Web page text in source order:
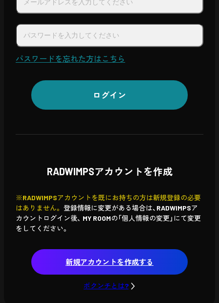
パスワードを忘れた方はこちら
ログイン
RADWIMPSアカウントを作成
※RADWIMPSアカウントを既にお持ちの方は新規登録の必要
はありません。 登録情報に変更がある場合は、RADWIMPSア
カウントログイン後、 MY ROOMの「個人情報の変更」にて変更
をしてください。
新規アカウントを作成する
ボクンチとは?